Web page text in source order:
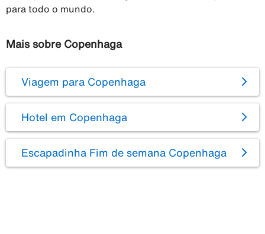
para todo o mundo.
Mais sobre Copenhaga
Viagem para Copenhaga
Hotel em Copenhaga
Escapadinha Fim de semana Copenhaga